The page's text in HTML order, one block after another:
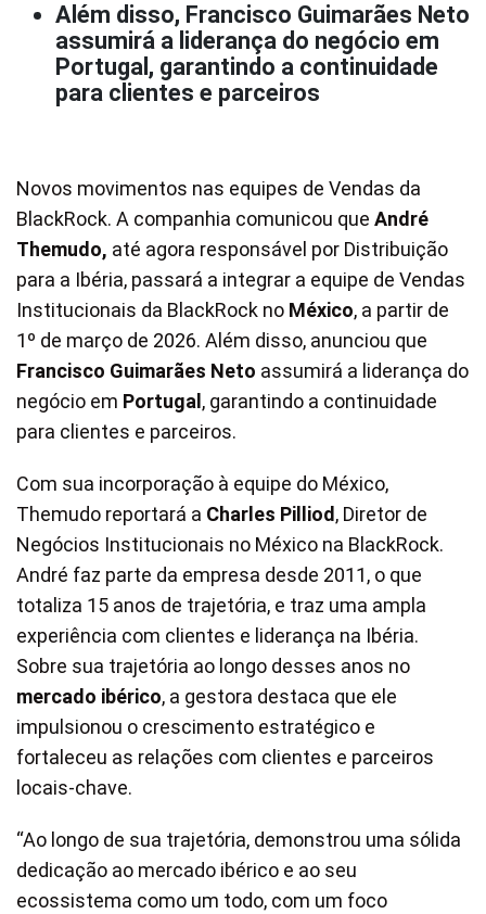
Além disso, Francisco Guimarães Neto
assumirá a liderança do negócio em
Portugal, garantindo a continuidade
para clientes e parceiros
Novos movimentos nas equipes de Vendas da
BlackRock. A companhia comunicou que André
Themudo, até agora responsável por Distribuição
para a Ibéria, passará a integrar a equipe de Vendas
Institucionais da BlackRock no México, a partir de
1º de março de 2026. Além disso, anunciou que
Francisco Guimarães Neto assumirá a liderança do
negócio em Portugal , garantindo a continuidade
para clientes e parceiros.
Com sua incorporação à equipe do México,
Themudo reportará a Charles Pilliod, Diretor de
Negócios Institucionais no México na BlackRock.
André faz parte da empresa desde 2011, o que
totaliza 15 anos de trajetória, e traz uma ampla
experiência com clientes e liderança na Ibéria.
Sobre sua trajetória ao longo desses anos no
mercado ibérico, a gestora destaca que ele
impulsionou o crescimento estratégico e
fortaleceu as relações com clientes e parceiros
locais-chave.
“Ao longo de sua trajetória, demonstrou uma sólida
dedicação ao mercado ibérico e ao seu
ecossistema como um todo, com um foco